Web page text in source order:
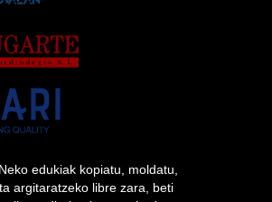
edukiak kopiatu, moldatu,
argitaratzeko libre zara, beti